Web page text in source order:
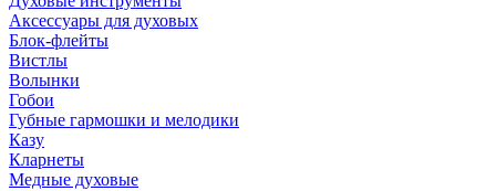
Аксессуары для духовых
Блок-флейты
Вистлы
Волынки
Гобои
Губные гармошки и мелодики
Казу
Кларнеты
Медные духовые